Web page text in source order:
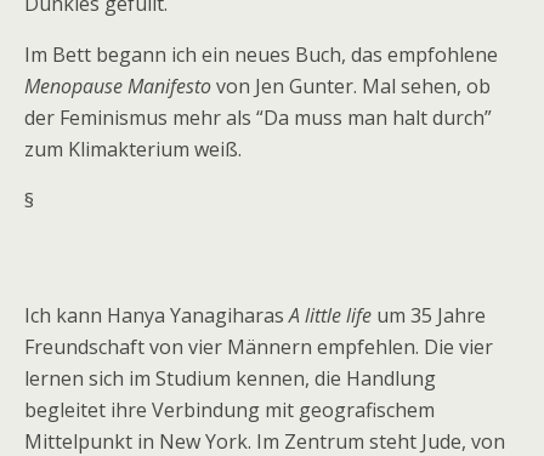
Im Bett begann ich ein neues Buch, das empfohlene
Menopause Manifestovon Jen Gunter. Mal sehen, ob
der Feminismus mehr als “Da muss man halt durch”
zum Klimakterium weiß.
§
Ich kann Hanya YanagiharasA little life um 35 Jahre
Freundschaft von vier Männern empfehlen. Die vier
lernen sich im Studium kennen, die Handlung
begleitet ihre Verbindung mit geografischem
Mittelpunkt in New York. Im Zentrum steht Jude, von